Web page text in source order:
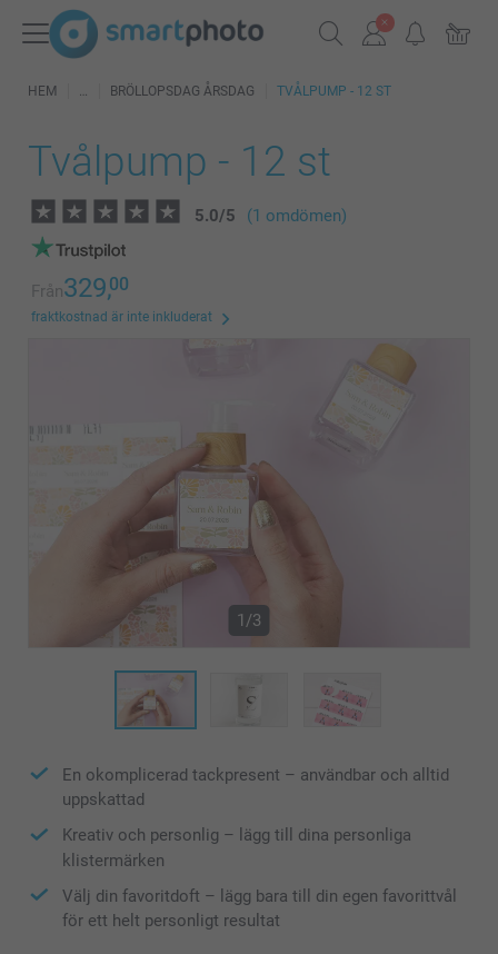
HEM BRÖLLOPSDAG ÅRSDAG TVÅLPUMP - 12 ST
Tvålpump - 12 st
5.0/5 (1 omdömen)
Från329,00
fraktkostnad är inte inkluderat
1/3
En okomplicerad tackpresent – användbar och alltid
uppskattad
Kreativ och personlig – lägg till dina personliga
klistermärken
Välj din favoritdoft – lägg bara till din egen favorittvål
för ett helt personligt resultat